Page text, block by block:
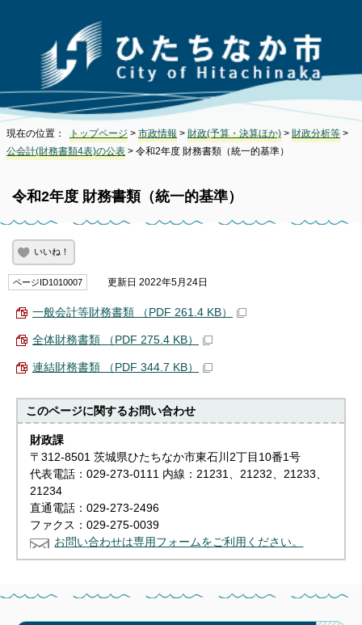
現在の位置： トップページ > 市政情報 > 財政(予算・決算ほか) > 財政分析等 >
公会計(財務書類4表)の公表 > 令和2年度 財務書類（統一的基準）
令和2年度 財務書類（統一的基準）
いいね！
ページID1010007 更新日 2022年5月24日
一般会計等財務書類 （PDF 261.4 KB）
全体財務書類 （PDF 275.4 KB）
連結財務書類 （PDF 344.7 KB）
このページに関するお問い合わせ
財政課
〒312-8501 茨城県ひたちなか市東石川2丁目10番1号
代表電話：029-273-0111 内線：21231、21232、21233、
21234
直通電話：029-273-2496
ファクス：029-275-0039
お問い合わせは専用フォームをご利用ください。